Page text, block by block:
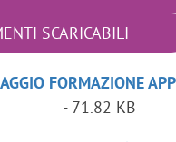
SCARICABILI
FORMAZIONE
- 71.82 KB